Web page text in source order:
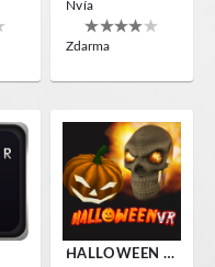
Nvía
Zdarma
HALLOWEEN VR